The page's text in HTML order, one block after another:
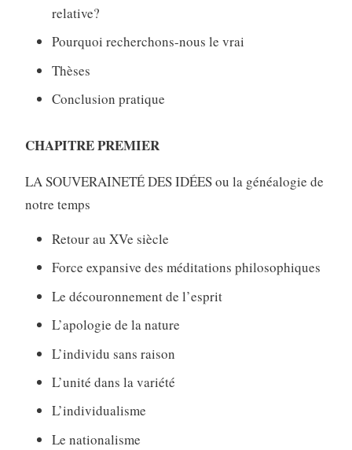
relative?
Pourquoi recherchons-nous le vrai
Thèses
Conclusion pratique
CHAPITRE PREMIER
LA SOUVERAINETÉ DES IDÉES ou la généalogie de
notre temps
Retour au XVe siècle
Force expansive des méditations philosophiques
Le découronnement de l’esprit
L’apologie de la nature
L’individu sans raison
L’unité dans la variété
L’individualisme
Le nationalisme